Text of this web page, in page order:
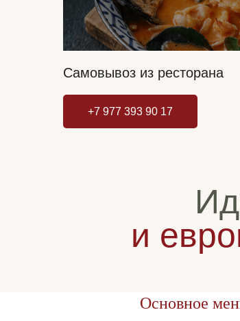
Самовывоз из ресторана
+7 977 393 90 17
и
Основное